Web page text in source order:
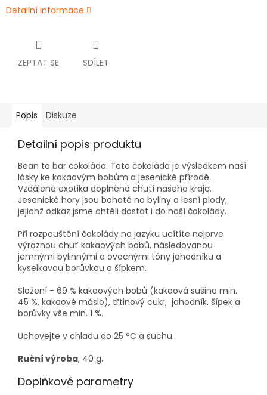
Detailní informace
ZEPTAT SE SDÍLET
Popis Diskuze
Detailní popis produktu
Bean to bar čokoláda. Tato čokoláda je výsledkem naší
lásky ke kakaovým bobům a jesenické přírodě.
Vzdálená exotika doplněná chutí našeho kraje.
Jesenické hory jsou bohaté na byliny a lesní plody,
jejichž odkaz jsme chtěli dostat i do naší čokolády.
Při rozpouštění čokolády na jazyku ucítíte nejprve
výraznou chuť kakaových bobů, následovanou
jemnými bylinnými a ovocnými tóny jahodníku a
kyselkavou borůvkou a šípkem.
Složení - 69 % kakaových bobů (kakaová sušina min.
45 %, kakaové máslo), třtinový cukr, jahodník, šípek a
borůvky vše min. 1 %.
Uchovejte v chladu do 25 °C a suchu.
Ruční výroba, 40 g.
Doplňkové parametry